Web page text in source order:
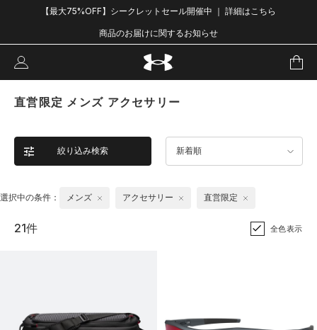
【最大75%OFF】シークレットセール開催中 ｜ 詳細はこちら
商品のお届けに関するお知らせ
直営限定 メンズ アクセサリー
絞り込み検索 新着順
選択中の条件： メンズ アクセサリー 直営限定
21件 全色表示